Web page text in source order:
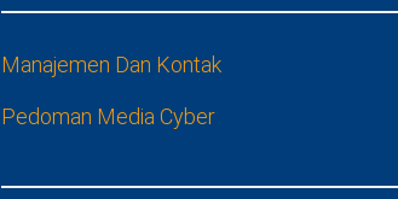
Manajemen Dan Kontak
Pedoman Media Cyber